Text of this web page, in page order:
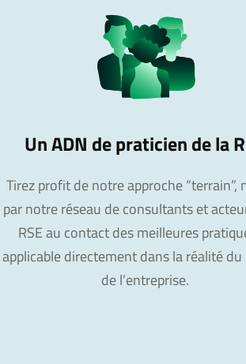
Un ADN de praticien de la
Tirez profit de notre approche “terrain”,
par notre réseau de consultants et
RSE au contact des meilleures
applicable directement dans la réalité
de l’entreprise.